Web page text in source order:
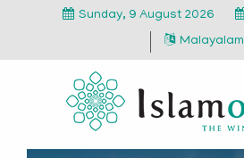
Sunday, 9 August 2026
Malayalam